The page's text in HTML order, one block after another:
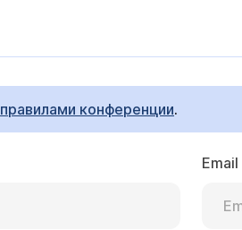
правилами конференции.
Email